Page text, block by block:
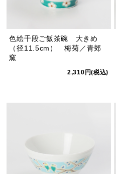
色絵千段ご飯茶碗 大きめ
（径11.5cm） 梅菊／青郊
窯
2,310円(税込)